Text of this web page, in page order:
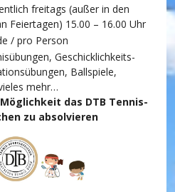
freitags (außer in den
Feiertagen) 15.00 – 16.00 Uhr
/ pro Person
Geschicklichkeits-
Ballspiele,
mehr…
das DTB Tennis-
zu absolvieren